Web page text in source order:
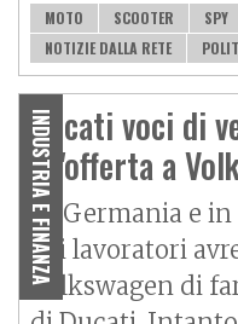
MOTO SCOOTER SPY
NOTIZIE DALLA RETE
INDUSTRIA E FINANZA
Ducati voci di
un'offerta a
In Germania e
dei lavoratori
Volkswagen di